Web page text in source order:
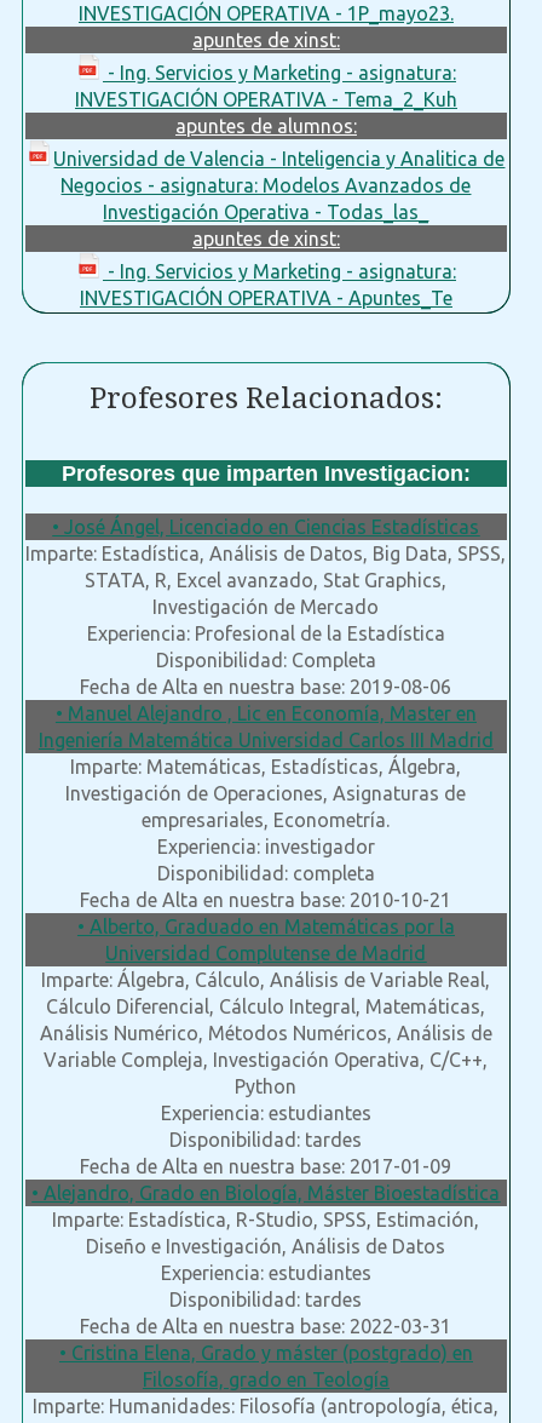
INVESTIGACIÓN OPERATIVA - 1P_mayo23.
apuntes de xinst:
- Ing. Servicios y Marketing - asignatura:
INVESTIGACIÓN OPERATIVA - Tema_2_Kuh
apuntes de alumnos:
Universidad de Valencia - Inteligencia y Analitica de
Negocios - asignatura: Modelos Avanzados de
Investigación Operativa - Todas_las_
apuntes de xinst:
- Ing. Servicios y Marketing - asignatura:
INVESTIGACIÓN OPERATIVA - Apuntes_Te
Profesores Relacionados:
Profesores que imparten Investigacion:
• José Ángel, Licenciado en Ciencias Estadísticas
Imparte: Estadística, Análisis de Datos, Big Data, SPSS,
STATA, R, Excel avanzado, Stat Graphics,
Investigación de Mercado
Experiencia: Profesional de la Estadística
Disponibilidad: Completa
Fecha de Alta en nuestra base: 2019-08-06
• Manuel Alejandro , Lic en Economía, Master en
Ingeniería Matemática Universidad Carlos III Madrid
Imparte: Matemáticas, Estadísticas, Álgebra,
Investigación de Operaciones, Asignaturas de
empresariales, Econometría.
Experiencia: investigador
Disponibilidad: completa
Fecha de Alta en nuestra base: 2010-10-21
• Alberto, Graduado en Matemáticas por la
Universidad Complutense de Madrid
Imparte: Álgebra, Cálculo, Análisis de Variable Real,
Cálculo Diferencial, Cálculo Integral, Matemáticas,
Análisis Numérico, Métodos Numéricos, Análisis de
Variable Compleja, Investigación Operativa, C/C++,
Python
Experiencia: estudiantes
Disponibilidad: tardes
Fecha de Alta en nuestra base: 2017-01-09
• Alejandro, Grado en Biología, Máster Bioestadística
Imparte: Estadística, R-Studio, SPSS, Estimación,
Diseño e Investigación, Análisis de Datos
Experiencia: estudiantes
Disponibilidad: tardes
Fecha de Alta en nuestra base: 2022-03-31
• Cristina Elena, Grado y máster (postgrado) en
Filosofía, grado en Teología
Imparte: Humanidades: Filosofía (antropología, ética,